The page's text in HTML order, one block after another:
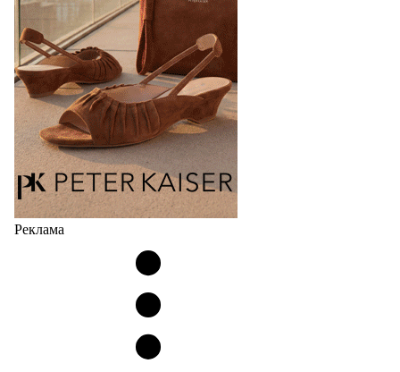
сникерины (гибридный вариант балеток и
кроссовок обтекаемой формы и с тонкой подошвой).
Но в модели Miu Miu Bubble присутствует еще и…
05.08.2026 1976
Реклама